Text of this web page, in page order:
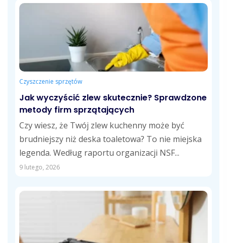
Czyszczenie sprzętów
Jak wyczyścić zlew skutecznie? Sprawdzone
metody firm sprzątających
Czy wiesz, że Twój zlew kuchenny może być
brudniejszy niż deska toaletowa? To nie miejska
legenda. Według raportu organizacji NSF...
9 lutego, 2026